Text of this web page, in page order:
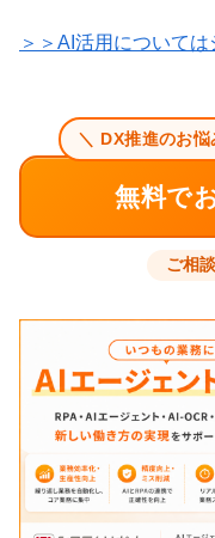
＞＞AI活用について
＼ DX推進のお
無料で
ご相